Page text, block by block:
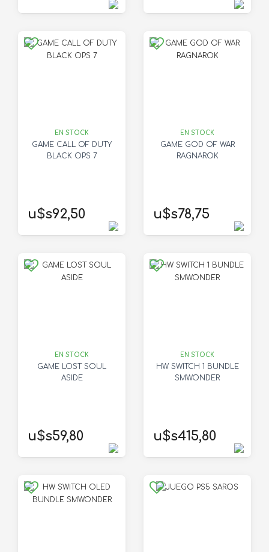
EN STOCK
GAME CALL OF DUTY
BLACK OPS 7
u$s92,50
EN STOCK
GAME GOD OF WAR
RAGNAROK
u$s78,75
EN STOCK
GAME LOST SOUL
ASIDE
u$s59,80
EN STOCK
HW SWITCH 1 BUNDLE
SMWONDER
u$s415,80